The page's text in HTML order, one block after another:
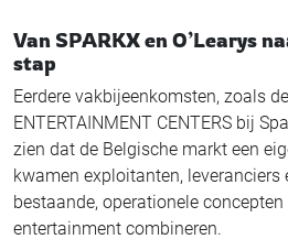
Van SPARKX en O’Learys
stap
Eerdere vakbijeenkomsten, zoals
ENTERTAINMENT CENTERS bij
zien dat de Belgische markt een
kwamen exploitanten, leveranciers
bestaande, operationele
entertainment combineren.